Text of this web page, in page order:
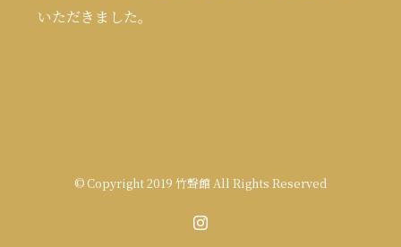
いただきました。
© Copyright 2019 竹聲館 All Rights Reserved
Instagram